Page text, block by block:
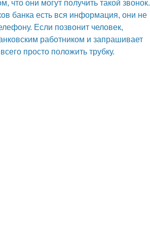
что они могут получить такой звонок.
банка есть вся информация, они не
Если позвонит человек,
работником и запрашивает
просто положить трубку.